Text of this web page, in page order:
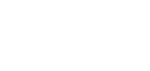
forward or backward.